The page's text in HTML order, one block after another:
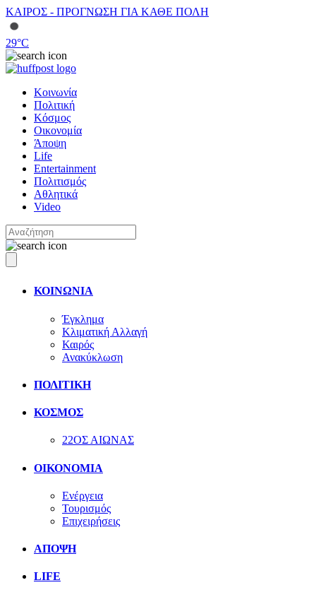
ΚΑΙΡΟΣ - ΠΡΟΓΝΩΣΗ ΓΙΑ ΚΑΘΕ ΠΟΛΗ
29°C
Κοινωνία
Πολιτική
Κόσμος
Οικονομία
Άποψη
Life
Entertainment
Πολιτισμός
Αθλητικά
Video
ΚΟΙΝΩΝΙΑ
Έγκλημα
Κλιματική Αλλαγή
Καιρός
Ανακύκλωση
ΠΟΛΙΤΙΚΗ
ΚΟΣΜΟΣ
22ΟΣ ΑΙΩΝΑΣ
ΟΙΚΟΝΟΜΙΑ
Ενέργεια
Τουρισμός
Επιχειρήσεις
ΑΠΟΨΗ
LIFE